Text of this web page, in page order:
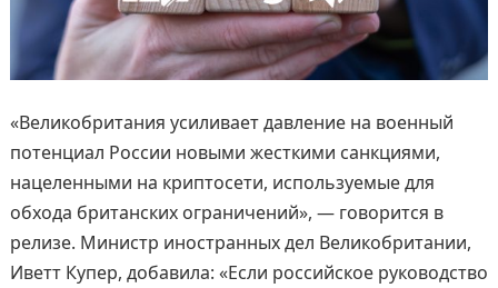
«Великобритания усиливает давление на военный
потенциал России новыми жесткими санкциями,
нацеленными на криптосети, используемые для
обхода британских ограничений», — говорится в
релизе. Министр иностранных дел Великобритании,
Иветт Купер, добавила: «Если российское руководство